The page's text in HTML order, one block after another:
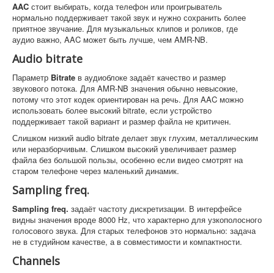
AAC стоит выбирать, когда телефон или проигрыватель
нормально поддерживает такой звук и нужно сохранить более
приятное звучание. Для музыкальных клипов и роликов, где
аудио важно, AAC может быть лучше, чем AMR-NB.
Audio bitrate
Параметр Bitrate в аудиоблоке задаёт качество и размер
звукового потока. Для AMR-NB значения обычно невысокие,
потому что этот кодек ориентирован на речь. Для AAC можно
использовать более высокий bitrate, если устройство
поддерживает такой вариант и размер файла не критичен.
Слишком низкий audio bitrate делает звук глухим, металлическим
или неразборчивым. Слишком высокий увеличивает размер
файла без большой пользы, особенно если видео смотрят на
старом телефоне через маленький динамик.
Sampling freq.
Sampling freq. задаёт частоту дискретизации. В интерфейсе
видны значения вроде 8000 Hz, что характерно для узкополосного
голосового звука. Для старых телефонов это нормально: задача
не в студийном качестве, а в совместимости и компактности.
Channels